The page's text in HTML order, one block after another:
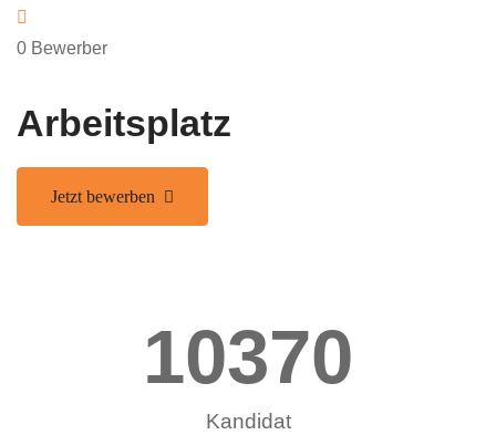
0 Bewerber
Arbeitsplatz
Jetzt bewerben
10370
Kandidat